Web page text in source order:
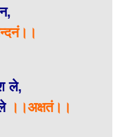
ले,
।।अक्षतं।।